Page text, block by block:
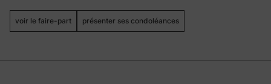
voir le faire-part présenter ses condoléances